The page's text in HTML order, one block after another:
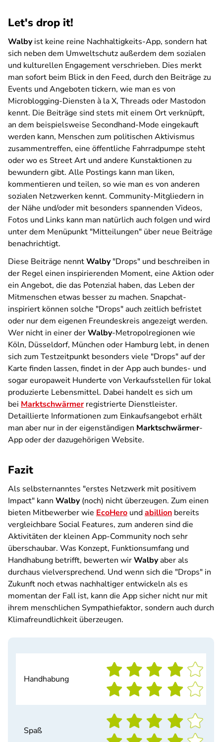
Let's drop it!
Walbyist keine reine Nachhaltigkeits-App, sondern hat
sich neben dem Umweltschutz außerdem dem sozialen
und kulturellen Engagement verschrieben. Dies merkt
man sofort beim Blick in den Feed, durch den Beiträge zu
Events und Angeboten tickern, wie man es von
Microblogging-Diensten à la X, Threads oder Mastodon
kennt. Die Beiträge sind stets mit einem Ort verknüpft,
an dem beispielsweise Secondhand-Mode eingekauft
werden kann, Menschen zum politischen Aktivismus
zusammentreffen, eine öffentliche Fahrradpumpe steht
oder wo es Street Art und andere Kunstaktionen zu
bewundern gibt. Alle Postings kann man liken,
kommentieren und teilen, so wie man es von anderen
sozialen Netzwerken kennt. Community-Mitgliedern in
der Nähe und/oder mit besonders spannenden Videos,
Fotos und Links kann man natürlich auch folgen und wird
unter dem Menüpunkt "Mitteilungen" über neue Beiträge
benachrichtigt.
Diese Beiträge nenntWalby"Drops" und beschreiben in
der Regel einen inspirierenden Moment, eine Aktion oder
ein Angebot, die das Potenzial haben, das Leben der
Mitmenschen etwas besser zu machen. Snapchat-
inspiriert können solche "Drops" auch zeitlich befristet
oder nur dem eigenen Freundeskreis angezeigt werden.
Wer nicht in einer derWalby-Metropolregionen wie
Köln, Düsseldorf, München oder Hamburg lebt, in denen
sich zum Testzeitpunkt besonders viele "Drops" auf der
Karte finden lassen, findet in der App auch bundes- und
sogar europaweit Hunderte von Verkaufsstellen für lokal
produzierte Lebensmittel. Dabei handelt es sich um
bei Marktschwärmerregistrierte Dienstleister.
Detaillierte Informationen zum Einkaufsangebot erhält
man aber nur in der eigenständigen Marktschwärmer-
App oder der dazugehörigen Website.
Fazit
Als selbsternanntes "erstes Netzwerk mit positivem
Impact" kann Walby(noch) nicht überzeugen. Zum einen
bieten Mitbewerber wie EcoHero undabillion bereits
vergleichbare Social Features, zum anderen sind die
Aktivitäten der kleinen App-Community noch sehr
überschaubar. Was Konzept, Funktionsumfang und
Handhabung betrifft, bewerten wirWalbyaber als
durchaus vielversprechend. Und wenn sich die "Drops" in
Zukunft noch etwas nachhaltiger entwickeln als es
momentan der Fall ist, kann die App sicher nicht nur mit
ihrem menschlichen Sympathiefaktor, sondern auch durch
Klimafreundlichkeit überzeugen.
Handhabung
Spaß